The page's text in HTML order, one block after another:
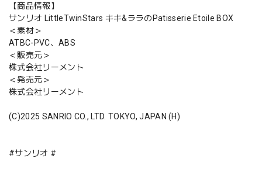
【商品情報】
サンリオ LittleTwinStars キキ&ララのPatisserie Etoile BOX
＜素材＞
ATBC-PVC、ABS
＜販売元＞
株式会社リーメント
＜発売元＞
株式会社リーメント
(C)2025 SANRIO CO., LTD. TOKYO, JAPAN (H)
#サンリオ #